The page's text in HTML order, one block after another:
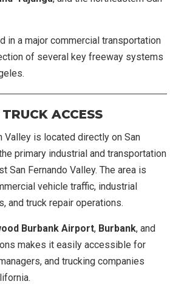
in a major commercial transportation
of several key freeway systems
ACCESS
Valley is located directly on San
primary industrial and transportation
San Fernando Valley. The area is
vehicle traffic, industrial
and truck repair operations.
Burbank Airport, Burbank, and
makes it easily accessible for
and trucking companies